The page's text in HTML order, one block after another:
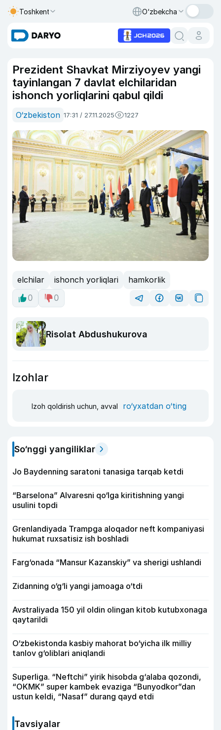
Toshkent O‘zbekcha
Prezident Shavkat Mirziyoyev yangi
tayinlangan 7 davlat elchilaridan
ishonch yorliqlarini qabul qildi
O‘zbekiston 17:31 / 27.11.2025 1227
elchilar ishonch yorliqlari
hamkorlik
0
0
Risolat Abdushukurova
Izohlar
Izoh qoldirish uchun, avval ro‘yxatdan o‘ting
So‘nggi yangiliklar
Jo Baydenning saratoni tanasiga tarqab ketdi
“Barselona” Alvaresni qo‘lga kiritishning yangi
usulini topdi
Grenlandiyada Trampga aloqador neft kompaniyasi
hukumat ruxsatisiz ish boshladi
Farg‘onada “Mansur Kazanskiy” va sherigi ushlandi
Zidanning o‘g‘li yangi jamoaga o‘tdi
Avstraliyada 150 yil oldin olingan kitob kutubxonaga
qaytarildi
O‘zbekistonda kasbiy mahorat bo‘yicha ilk milliy
tanlov g‘oliblari aniqlandi
Superliga. “Neftchi” yirik hisobda g‘alaba qozondi,
“OKMK” super kambek evaziga “Bunyodkor”dan
ustun keldi, “Nasaf” durang qayd etdi
Tavsiyalar